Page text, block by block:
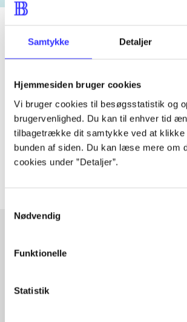
Samtykke Detaljer
Hjemmesiden bruger cookies
Vi bruger cookies til besøgsstatistik og
brugervenlighed. Du kan til enhver tid
tilbagetrække dit samtykke ved at klikke
bunden af siden. Du kan læse mere om
cookies under ”Detaljer”.
Nødvendig
Funktionelle
Statistik
Artiklen er en del af
lorem ipsum dolor sit amet ...
Tidsskrift
Artiklerne i handler ofte om
Artikler med samme emner